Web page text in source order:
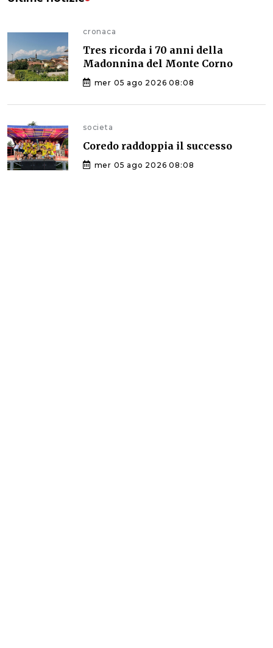
cronaca
Tres ricorda i 70 anni della
Madonnina del Monte Corno
mer 05 ago 2026 08:08
societa
Coredo raddoppia il successo
mer 05 ago 2026 08:08